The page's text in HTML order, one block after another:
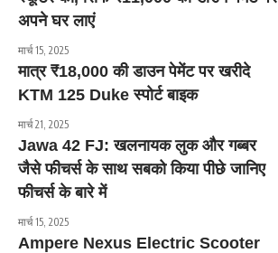
अपने घर लाएं
मार्च 15, 2025
मात्र ₹18,000 की डाउन पेमेंट पर खरीदे
KTM 125 Duke स्पोर्ट बाइक
मार्च 21, 2025
Jawa 42 FJ: खलनायक लुक और गब्बर
जैसे फीचर्स के साथ सबको किया पीछे जानिए
फीचर्स के बारे में
मार्च 15, 2025
Ampere Nexus Electric Scooter